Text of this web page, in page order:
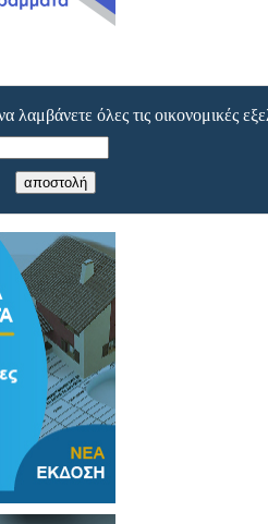
λαμβάνετε όλες τις οικονομικές
αποστολή